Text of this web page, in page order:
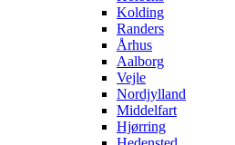
Kolding
Randers
Århus
Aalborg
Vejle
Nordjylland
Middelfart
Hjørring